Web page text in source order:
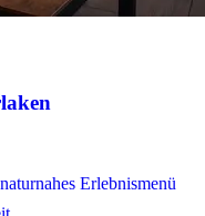
Erlebnismenü